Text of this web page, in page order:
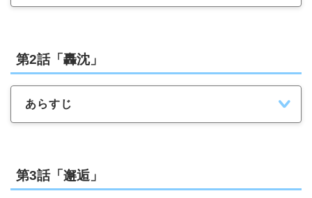
第2話「轟沈」
あらすじ
第3話「邂逅」